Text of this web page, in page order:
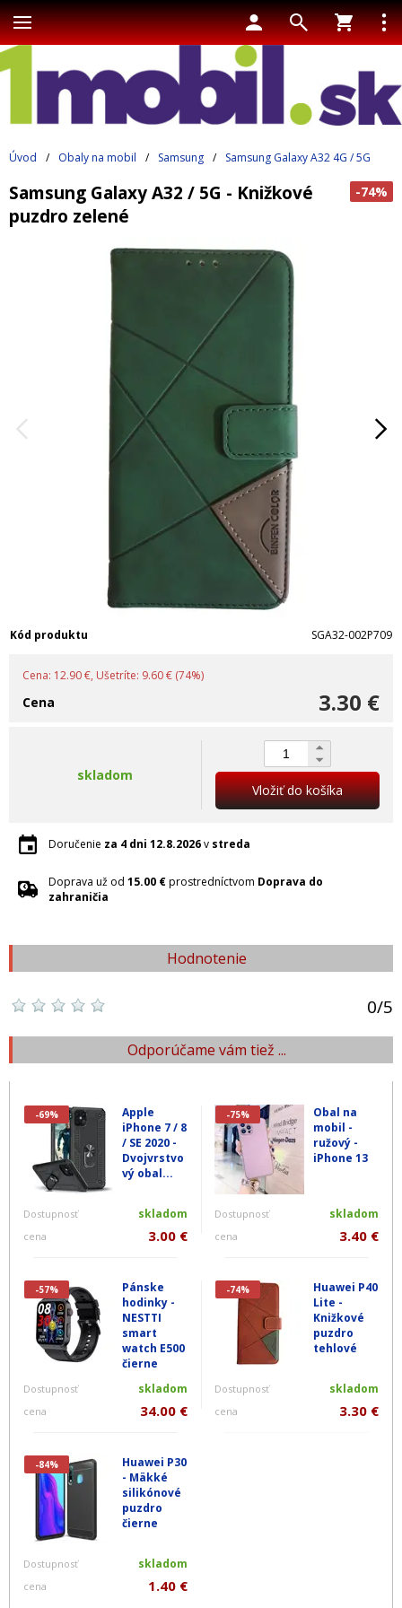
Úvod / Obaly na mobil / Samsung / Samsung Galaxy A32 4G / 5G
-74%
Samsung Galaxy A32 / 5G - Knižkové
puzdro zelené
Kód produktu SGA32-002P709
Cena: 12.90 €, Ušetríte: 9.60 € (74%)
3.30 €
Cena
skladom
Vložiť do košíka
Doručenie za 4 dni 12.8.2026v streda
Doprava už od 15.00 €prostredníctvom Doprava do
zahraničia
Hodnotenie
0/5
Odporúčame vám tiež ...
-69%
Apple
iPhone 7 / 8
/ SE 2020 -
Dvojvrstvo
vý obal...
Dostupnosť skladom
cena 3.00 €
-75%
Obal na
mobil -
ružový -
iPhone 13
Dostupnosť skladom
cena 3.40 €
-57%
Pánske
hodinky -
NESTTI
smart
watch E500
čierne
Dostupnosť skladom
cena 34.00 €
-74%
Huawei P40
Lite -
Knižkové
puzdro
tehlové
Dostupnosť skladom
cena 3.30 €
-84%
Huawei P30
- Mäkké
silikónové
puzdro
čierne
Dostupnosť skladom
cena 1.40 €